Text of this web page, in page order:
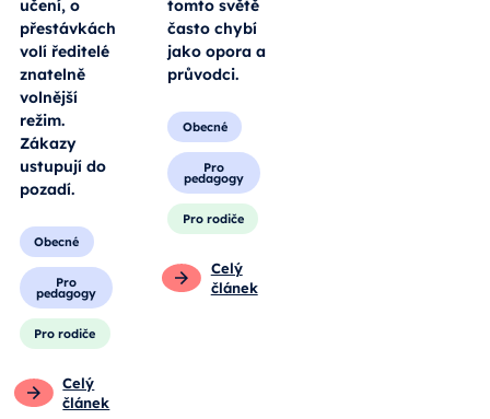
učení, o
přestávkách
volí ředitelé
znatelně
volnější
režim.
Zákazy
ustupují do
pozadí.
Obecné
Pro
pedagogy
Pro rodiče
Celý
článek
tomto světě
často chybí
jako opora a
průvodci.
Obecné
Pro
pedagogy
Pro rodiče
Celý
článek